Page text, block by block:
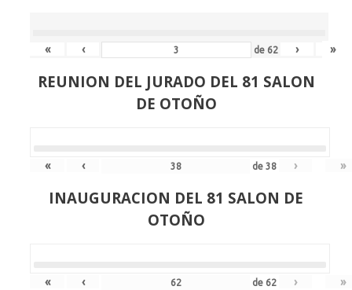
« ‹ de 62 › »
REUNION DEL JURADO DEL 81 SALON
DE OTOÑO
« ‹ de38 › »
INAUGURACION DEL 81 SALON DE
OTOÑO
« ‹ de 62 › »